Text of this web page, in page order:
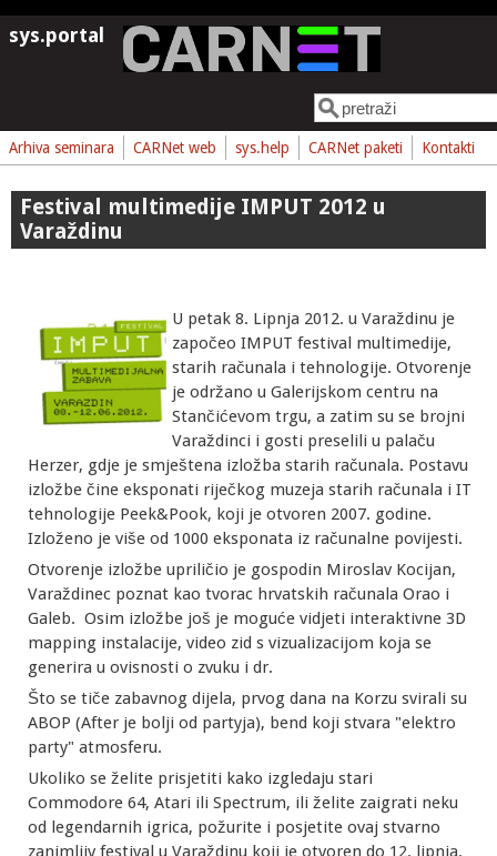
Skoči na glavni sadržaj
sys.portal
Obrazac pretrage
Pretraga
Arhiva seminara CARNet web sys.help CARNet paketi Kontakti
Festival multimedije IMPUT 2012 u
Varaždinu
U petak 8. Lipnja 2012. u Varaždinu je
započeo IMPUT festival multimedije,
starih računala i tehnologije. Otvorenje
je održano u Galerijskom centru na
Stančićevom trgu, a zatim su se brojni
Varaždinci i gosti preselili u palaču
Herzer, gdje je smještena izložba starih računala. Postavu
izložbe čine eksponati riječkog muzeja starih računala i IT
tehnologije Peek&Pook, koji je otvoren 2007. godine.
Izloženo je više od 1000 eksponata iz računalne povijesti.
Otvorenje izložbe upriličio je gospodin Miroslav Kocijan,
Varaždinec poznat kao tvorac hrvatskih računala Orao i
Galeb. Osim izložbe još je moguće vidjeti interaktivne 3D
mapping instalacije, video zid s vizualizacijom koja se
generira u ovisnosti o zvuku i dr.
Što se tiče zabavnog dijela, prvog dana na Korzu svirali su
ABOP (After je bolji od partyja), bend koji stvara "elektro
party" atmosferu.
Ukoliko se želite prisjetiti kako izgledaju stari
Commodore 64, Atari ili Spectrum, ili želite zaigrati neku
od legendarnih igrica, požurite i posjetite ovaj stvarno
zanimljiv festival u Varaždinu koji je otvoren do 12. lipnja.